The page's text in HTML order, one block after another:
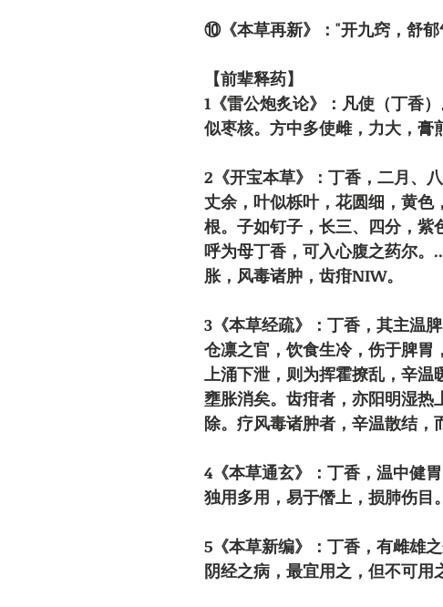
⑩《本草再新》："开九窍，舒郁
【前辈释药】
1《雷公炮炙论》：凡使（丁香
似枣核。 方中多使雌，力大， 膏
2 《开宝本草》：丁香，二月、
丈余，叶似栎叶，花圆细，黄色
根。子如钉子，长三、四分，紫
呼为母丁香，可入心腹之药尔。
胀，风毒诸肿，齿疳NIW。
3 《本草经疏》：丁香，其主温
仓凛之官，饮食生冷，伤于脾胃
上涌下泄，则为挥霍撩乱，辛
壅胀消矣。齿疳者，亦阳明湿热
除。疗风毒诸肿者，辛温散结，
4《本草通玄》：丁香，温中健
独用多用，易于僭上，损肺伤目。
5 《本草新编》：丁香，有雌雄
阴经之病，最宜用之，但不可用